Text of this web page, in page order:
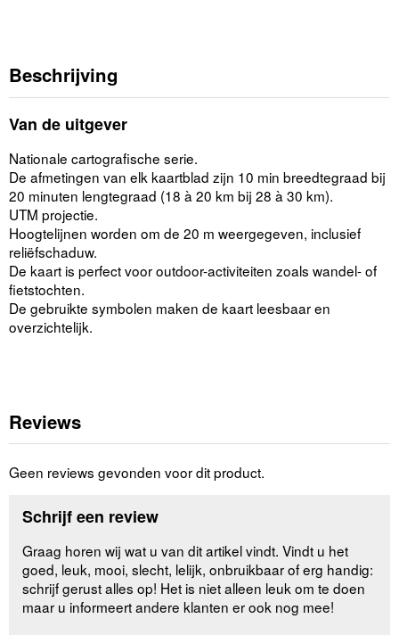
Beschrijving
Van de uitgever
Nationale cartografische serie.
De afmetingen van elk kaartblad zijn 10 min breedtegraad bij
20 minuten lengtegraad (18 à 20 km bij 28 à 30 km).
UTM projectie.
Hoogtelijnen worden om de 20 m weergegeven, inclusief
reliëfschaduw.
De kaart is perfect voor outdoor-activiteiten zoals wandel- of
fietstochten.
De gebruikte symbolen maken de kaart leesbaar en
overzichtelijk.
Reviews
Geen reviews gevonden voor dit product.
Schrijf een review
Graag horen wij wat u van dit artikel vindt. Vindt u het
goed, leuk, mooi, slecht, lelijk, onbruikbaar of erg handig:
schrijf gerust alles op! Het is niet alleen leuk om te doen
maar u informeert andere klanten er ook nog mee!